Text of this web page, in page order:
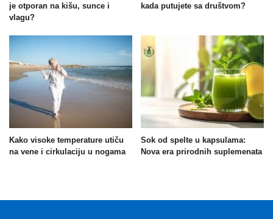
je otporan na kišu, sunce i
vlagu?
kada putujete sa društvom?
Kako visoke temperature utiču
na vene i cirkulaciju u nogama
Sok od spelte u kapsulama:
Nova era prirodnih suplemenata